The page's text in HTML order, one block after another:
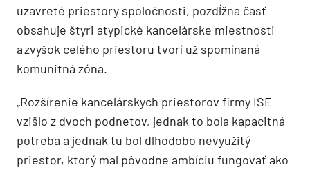
uzavreté priestory spoločnosti, pozdĺžna časť
obsahuje štyri atypické kancelárske miestnosti
a zvyšok celého priestoru tvorí už spomínaná
komunitná zóna.
„Rozšírenie kancelárskych priestorov firmy ISE
vzišlo z dvoch podnetov, jednak to bola kapacitná
potreba a jednak tu bol dlhodobo nevyužitý
priestor, ktorý mal pôvodne ambíciu fungovať ako